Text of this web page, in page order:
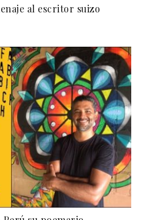
al escritor suizo